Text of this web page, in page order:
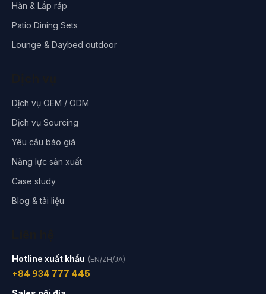
Hàn & Lắp ráp
Patio Dining Sets
Lounge & Daybed outdoor
Dịch vụ OEM / ODM
Dịch vụ Sourcing
Yêu cầu báo giá
Năng lực sản xuất
Case study
Blog & tài liệu
Hotline xuất khẩu (EN/ZH/JA)
+84 934 777 445